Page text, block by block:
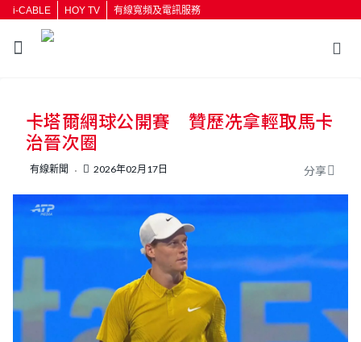
i-CABLE HOY TV 有線寬頻及電訊服務
按輸入鍵開始搜尋
卡塔爾網球公開賽 贊歷冼拿輕取馬卡
治晉次圈
有線新聞 2026年02月17日 分享